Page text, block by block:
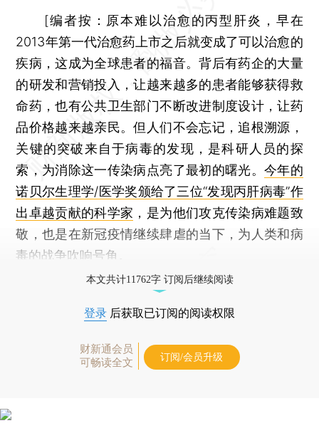
[编者按： 原本难以治愈的丙型肝炎，早在
2013年第一代治愈药上市之后就变成了可以治愈的
疾病，这成为全球患者的福音。背后有药企的大量
的研发和营销投入，让越来越多的患者能够获得救
命药，也有公共卫生部门不断改进制度设计，让药
品价格越来越亲民。但人们不会忘记，追根溯源，
关键的突破来自于病毒的发现，是科研人员的探
索，为消除这一传染病点亮了最初的曙光。 今年的
诺贝尔生理学/医学奖颁给了三位“发现丙肝病毒”作
出卓越贡献的科学家 ，是为他们攻克传染病难题致
敬，也是在新冠疫情继续肆虐的当下，为人类和病
毒的战争吹响号角。
本文共计11762字 订阅后继续阅读
登录 后获取已订阅的阅读权限
财新通会员
可畅读全文
订阅/会员升级